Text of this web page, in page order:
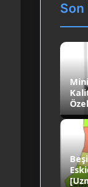
Son